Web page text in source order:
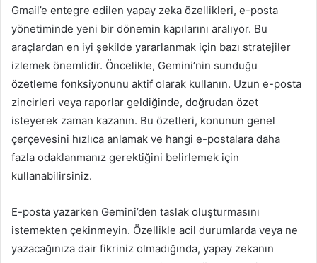
Gmail’e entegre edilen yapay zeka özellikleri, e-posta
yönetiminde yeni bir dönemin kapılarını aralıyor. Bu
araçlardan en iyi şekilde yararlanmak için bazı stratejiler
izlemek önemlidir. Öncelikle, Gemini’nin sunduğu
özetleme fonksiyonunu aktif olarak kullanın. Uzun e-posta
zincirleri veya raporlar geldiğinde, doğrudan özet
isteyerek zaman kazanın. Bu özetleri, konunun genel
çerçevesini hızlıca anlamak ve hangi e-postalara daha
fazla odaklanmanız gerektiğini belirlemek için
kullanabilirsiniz.
E-posta yazarken Gemini’den taslak oluşturmasını
istemekten çekinmeyin. Özellikle acil durumlarda veya ne
yazacağınıza dair fikriniz olmadığında, yapay zekanın